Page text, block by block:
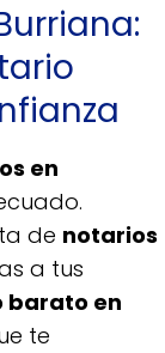
en
de notarios
a tus
barato en
te